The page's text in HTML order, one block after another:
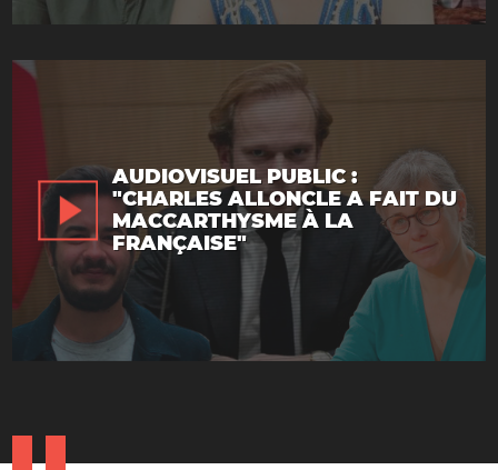
AUDIOVISUEL PUBLIC :
"CHARLES ALLONCLE A FAIT DU
MACCARTHYSME À LA
FRANÇAISE"